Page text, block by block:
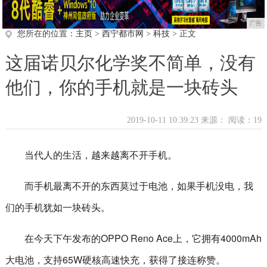
广告
您所在的位置： 主页 > 西宁都市网 > 科技> 正文
这届诺贝尔化学奖不简单，没有
他们，你的手机就是一块砖头
2019-10-11 10:39:23 来源： 阅读：19
当代人的生活，越来越离不开手机。
而手机最离不开的东西莫过于电池，如果手机没电，我
们的手机犹如一块砖头。
在今天下午发布的OPPO Reno Ace上，它拥有4000mAh
大电池，支持65W硬核高速快充，获得了接连称赞。